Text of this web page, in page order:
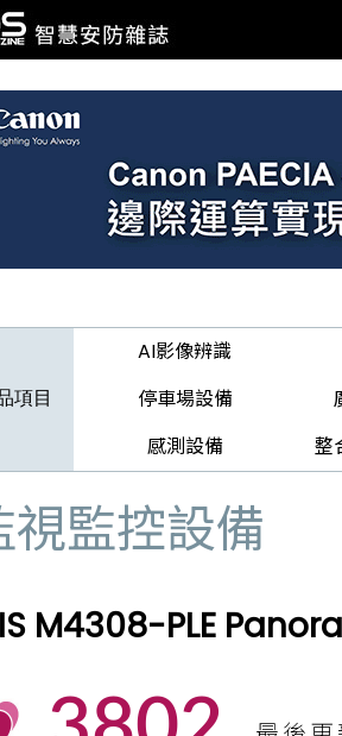
項目
AI影像辨識
停車場設備
感測設備
整
視監控設備
M4308-PLE